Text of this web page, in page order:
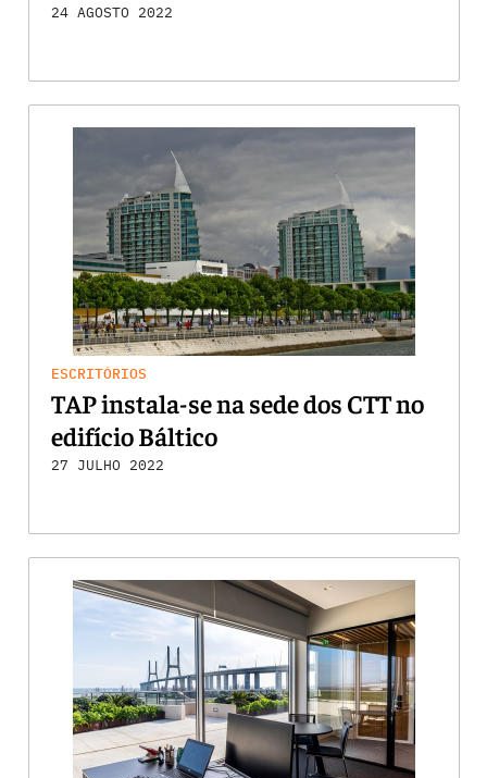
24 AGOSTO 2022
ESCRITÓRIOS
TAP instala-se na sede dos CTT no
edifício Báltico
27 JULHO 2022